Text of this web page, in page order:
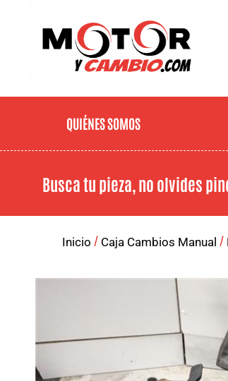
QUIÉNES SOMOS
Busca tu pieza, no olvides
Inicio / Caja Cambios Manual /